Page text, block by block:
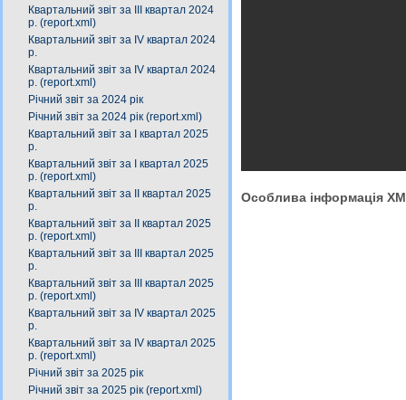
Квартальний звіт за ІIІ квартал 2024
р. (report.xml)
Квартальний звіт за IV квартал 2024
р.
Квартальний звіт за ІV квартал 2024
р. (report.xml)
Річний звіт за 2024 рік
Річний звіт за 2024 рік (report.xml)
Квартальний звіт за І квартал 2025
р.
Квартальний звіт за І квартал 2025
р. (report.xml)
Квартальний звіт за ІІ квартал 2025
р.
Квартальний звіт за ІІ квартал 2025
р. (report.xml)
Квартальний звіт за ІIІ квартал 2025
р.
Квартальний звіт за ІІІ квартал 2025
р. (report.xml)
Квартальний звіт за ІV квартал 2025
р.
Квартальний звіт за ІV квартал 2025
р. (report.xml)
Річний звіт за 2025 рік
Річний звіт за 2025 рік (report.xml)
Особлива інформація